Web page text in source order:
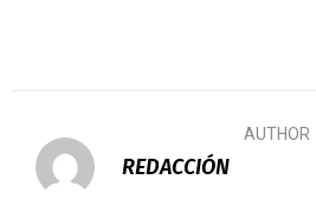
AUTHOR
REDACCIÓN